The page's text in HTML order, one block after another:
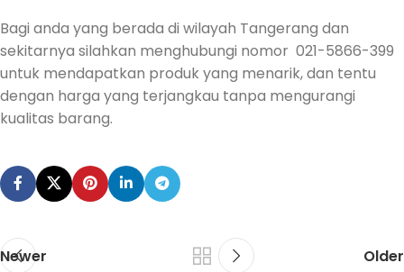
Bagi anda yang berada di wilayah Tangerang dan
sekitarnya silahkan menghubungi nomor 021-5866-399
untuk mendapatkan produk yang menarik, dan tentu
dengan harga yang terjangkau tanpa mengurangi
kualitas barang.
Newer Older